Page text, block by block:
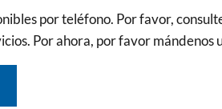
por teléfono. Por favor,
Por ahora, por favor mándenos